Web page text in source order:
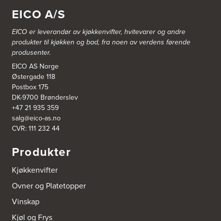
Tel.:99228877
Bergen Kjøkkensenter A/S
Hellevegen 228
5039 Bergen
Tel.:55-395060
Bjerkreim Trelast AS
Nesjane 7, Vikeså
4389 Vikeså
Tel.:51-454050
http://www.drommekjokken.no
Bjerks Trevarefabrikk AS
4325 Sandnes
Bjørnådal AS
Nordahl Griegsgt 8
EICO A/S
EICO er leverandør av kjøkkenvifter, hvitevarer og andre
produkter til kjøkken og bad, fra noen av verdens førende
produsenter.
EICO AS Norge
Østergade 118
Postbox 175
DK-9700 Brønderslev
+47 21 935 359
salg@eico-as.no
CVR: 111 232 44
Produkter
Kjøkkenvifter
Ovner og Platetopper
Vinskap
Kjøl og Frys